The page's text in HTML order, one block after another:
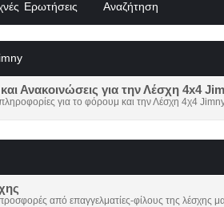
Ερωτήσεις Αναζήτηση
Ανακοινώσεις για την Λέσχη 4x4
για το φόρουμ και την Λέσχη 4χ4
από επαγγελματίες-φίλους της λέσχης